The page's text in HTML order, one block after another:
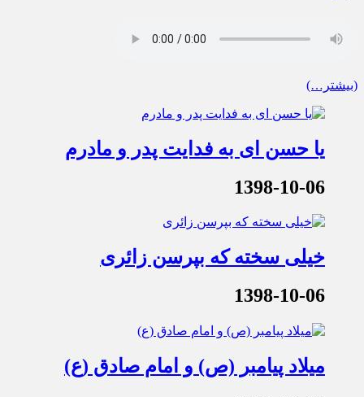
(بیشتر…)
یا حسن ای به فدایت پدر و مادرم
1398-10-06
خیلی سخته که بپرسن زائری
1398-10-06
میلاد پیامبر (ص) و امام صادق (ع)